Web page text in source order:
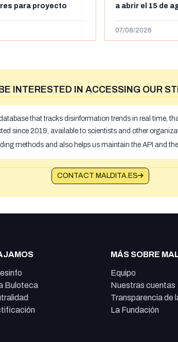
para proyecto
día: es un timo
a abrir el 15 de
y Ceuta
07/08/2026
INTERESTED IN ACCESSING OUR
that tracks disinformation trends in real time,
since 2019, available to scientists and other
methods and also helps us maintain the API and the
CONTACT MALDITA.ES
Buloteca
MÁS SOBRE
Equipo
Nuestras cuentas
Transparencia de
La Fundación